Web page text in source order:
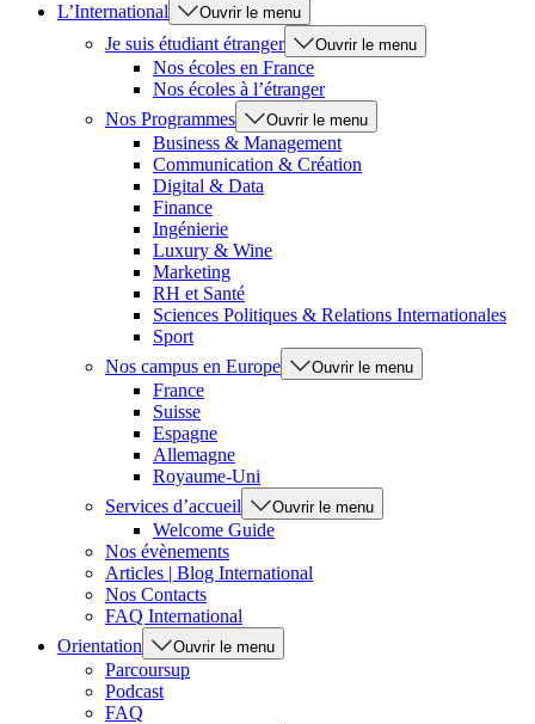
L’International
Ouvrir le menu
Je suis étudiant étranger Ouvrir le menu
Nos écoles en France
Nos écoles à l’étranger
Nos Programmes
Ouvrir le menu
Business & Management
Communication & Création
Digital & Data
Finance
Ingénierie
Luxury & Wine
Marketing
RH et Santé
Sciences Politiques & Relations Internationales
Sport
Nos campus en Europe
Ouvrir le menu
France
Suisse
Espagne
Allemagne
Royaume-Uni
Services d’accueil
Ouvrir le menu
Welcome Guide
Nos évènements
Articles | Blog International
Nos Contacts
FAQ International
Orientation
Ouvrir le menu
Parcoursup
Podcast
FAQ